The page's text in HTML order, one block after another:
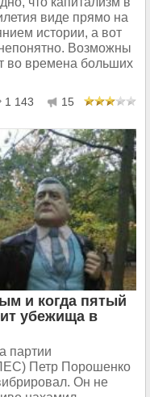
виде прямо на
истории, а вот
Возможны
во времена больших
1 143 15
и когда пятый
убежища в
партии
Петр Порошенко
Он не